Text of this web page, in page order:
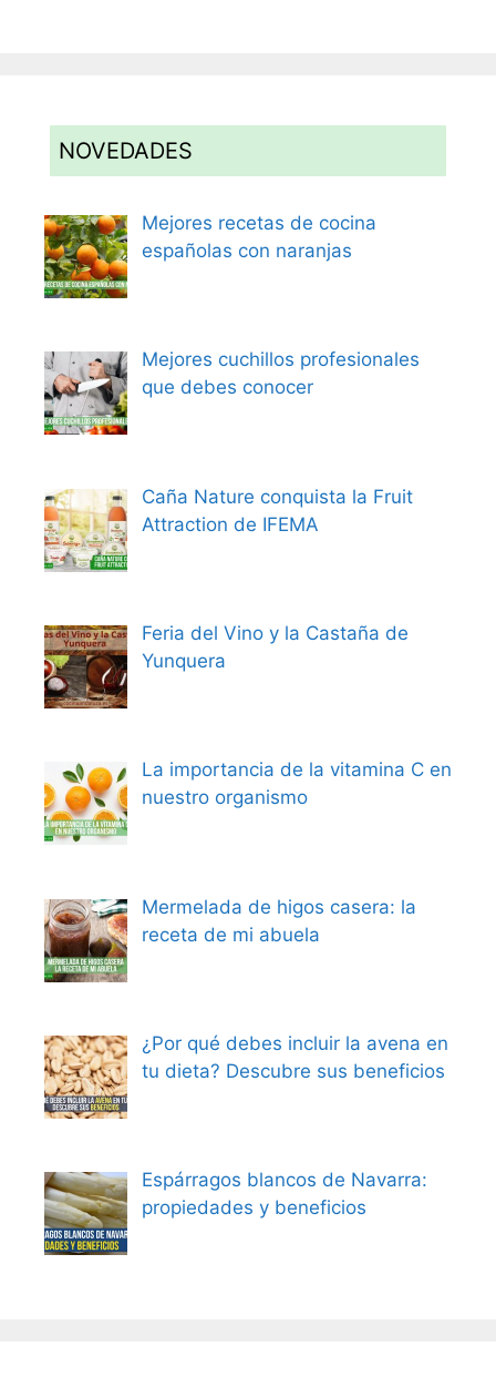
NOVEDADES
Mejores recetas de cocina
españolas con naranjas
Mejores cuchillos profesionales
que debes conocer
Caña Nature conquista la Fruit
Attraction de IFEMA
Feria del Vino y la Castaña de
Yunquera
La importancia de la vitamina C en
nuestro organismo
Mermelada de higos casera: la
receta de mi abuela
¿Por qué debes incluir la avena en
tu dieta? Descubre sus beneficios
Espárragos blancos de Navarra:
propiedades y beneficios